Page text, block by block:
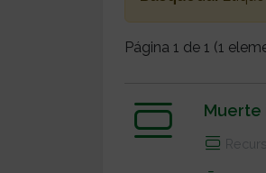
Página 1 de 1 (1
Muerte